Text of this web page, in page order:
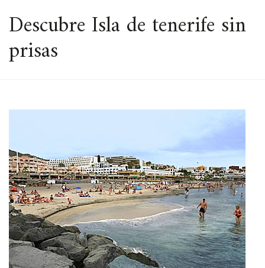
ESPACIO
Descubre Isla de tenerife sin
prisas